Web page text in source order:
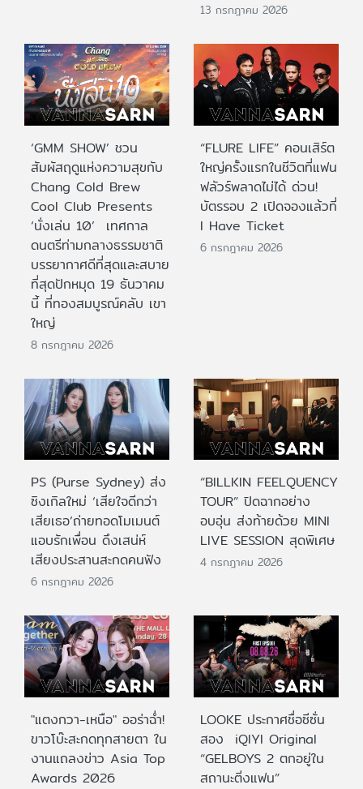
13 กรกฎาคม 2026
‘GMM SHOW’ ชวน
สัมผัสฤดูแห่งความสุขกับ
Chang Cold Brew
Cool Club Presents
‘นั่งเล่น 10’ เทศกาล
ดนตรีท่ามกลางธรรมชาติ
บรรยากาศดีที่สุดและสบาย
ที่สุดปักหมุด 19 ธันวาคม
นี้ ที่ทองสมบูรณ์คลับ เขา
ใหญ่
8 กรกฎาคม 2026
“FLURE LIFE” คอนเสิร์ต
ใหญ่ครั้งแรกในชีวิตที่แฟน
ฟลัวร์พลาดไม่ได้ ด่วน!
บัตรรอบ 2 เปิดจองแล้วที่
I Have Ticket
6 กรกฎาคม 2026
PS (Purse Sydney) ส่ง
ซิงเกิลใหม่ ‘เสียใจดีกว่า
เสียเธอ’ถ่ายทอดโมเมนต์
แอบรักเพื่อน ดึงเสน่ห์
เสียงประสานสะกดคนฟัง
6 กรกฎาคม 2026
“BILLKIN FEELQUENCY
TOUR” ปิดฉากอย่าง
อบอุ่น ส่งท้ายด้วย MINI
LIVE SESSION สุดพิเศษ
4 กรกฎาคม 2026
"แตงกวา-เหนือ" ออร่าฉ่ำ!
ขาวโบ๊ะสะกดทุกสายตา ใน
งานแถลงข่าว Asia Top
Awards 2026
LOOKE ประกาศชื่อซีซั่น
สอง iQIYI Original
“GELBOYS 2 ตกอยู่ใน
สถานะติ่งแฟน”